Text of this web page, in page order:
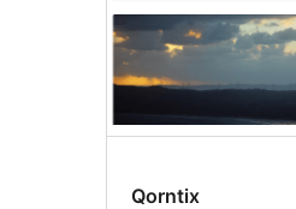
Qorntix